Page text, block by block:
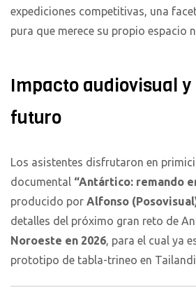
expediciones competitivas, una
pura que merece su propio espacio
Impacto audiovisual
futuro
Los asistentes disfrutaron en
documental “Antártico: remando
producido por Alfonso
detalles del próximo gran reto de
Noroeste en 2026, para el cual ya
prototipo de tabla-trineo en